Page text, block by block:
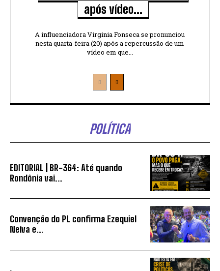
após vídeo...
A influenciadora Virginia Fonseca se pronunciou
nesta quarta-feira (20) após a repercussão de um
vídeo em que...
POLÍTICA
EDITORIAL | BR-364: Até quando
Rondônia vai...
Convenção do PL confirma Ezequiel
Neiva e...